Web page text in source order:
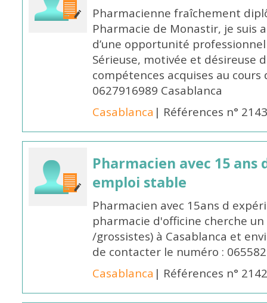
Pharmacienne fraîchement
Pharmacie de Monastir, je suis
d’une opportunité
Sérieuse, motivée et désireuse
compétences acquises au
0627916989 Casablanca
Casablanca | Références n°
Pharmacien avec 15
emploi stable
Pharmacien avec 15ans d
pharmacie d'officine cherche
/grossistes) à Casablanca et
de contacter le numéro :
Casablanca | Références n°